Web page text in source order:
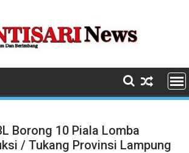
Borong 10 Piala Lomba
/ Tukang Provinsi Lampung